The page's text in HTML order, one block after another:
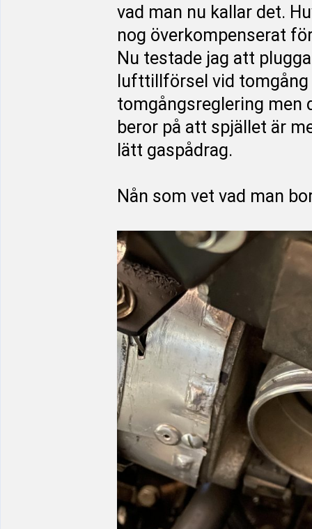
vad man nu kallar det.
nog överkompenserat
Nu testade jag att
lufttillförsel vid tomgång
tomgångsreglering men
beror på att spjället är
lätt gaspådrag.
Nån som vet vad man